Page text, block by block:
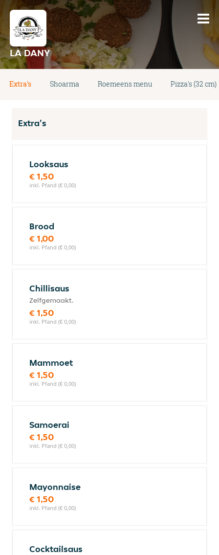
LA DANY
Extra's Shoarma Roemeens menu Pizza's (32 cm)
Extra's
Looksaus
€ 1,50
inkl. Pfand (€ 0,00)
Brood
€ 1,00
inkl. Pfand (€ 0,00)
Chillisaus
Zelfgemaakt.
€ 1,50
inkl. Pfand (€ 0,00)
Mammoet
€ 1,50
inkl. Pfand (€ 0,00)
Samoerai
€ 1,50
inkl. Pfand (€ 0,00)
Mayonnaise
€ 1,50
inkl. Pfand (€ 0,00)
Cocktailsaus